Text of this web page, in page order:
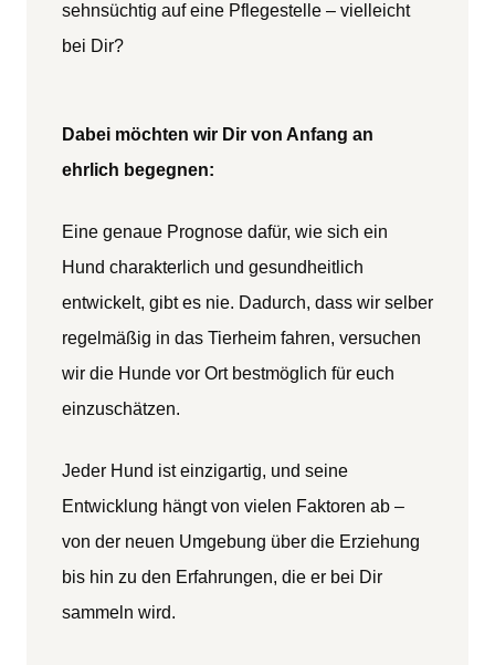
sehnsüchtig auf eine Pflegestelle – vielleicht
bei Dir?
Dabei möchten wir Dir von Anfang an
ehrlich begegnen:
Eine genaue Prognose dafür, wie sich ein
Hund charakterlich und gesundheitlich
entwickelt, gibt es nie. Dadurch, dass wir selber
regelmäßig in das Tierheim fahren, versuchen
wir die Hunde vor Ort bestmöglich für euch
einzuschätzen.
Jeder Hund ist einzigartig, und seine
Entwicklung hängt von vielen Faktoren ab –
von der neuen Umgebung über die Erziehung
bis hin zu den Erfahrungen, die er bei Dir
sammeln wird.